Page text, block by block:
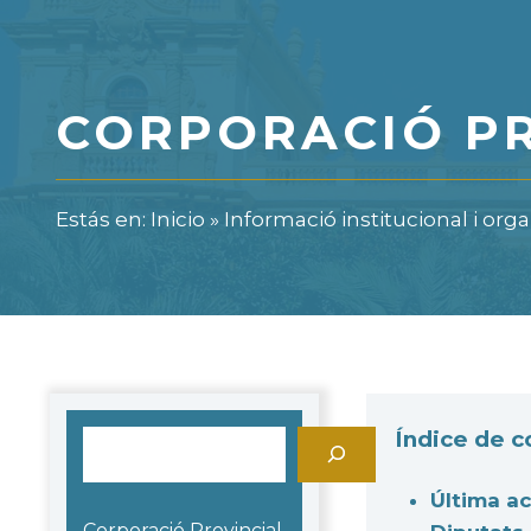
CORPORACIÓ
Estás en: Inicio » Informació institucional i
Índice de
Última